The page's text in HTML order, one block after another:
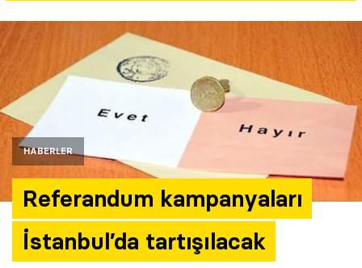
HABERLER
Referandum kampanyaları
İstanbul’da tartışılacak
Araştırma